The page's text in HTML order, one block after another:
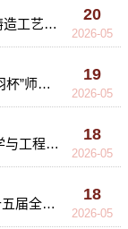
赛顺利举行
20
2026-05
获佳绩
19
2026-05
圆满落幕
18
2026-05
成功举办
18
2026-05